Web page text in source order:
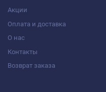
Акции
Оплата и доставка
О нас
Контакты
Возврат заказа